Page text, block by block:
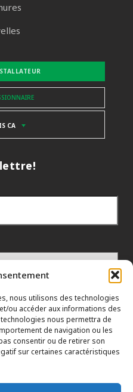
nous utilisons des technologies
ou accéder aux informations des
nous permettra de
de navigation ou les
consentir ou de retirer son
sur certaines caractéristiques
CA